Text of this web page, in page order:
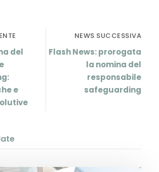
del
e
NEWS SUCCESSIVA
Flash News: prorogata
la nomina del
responsabile
safeguarding